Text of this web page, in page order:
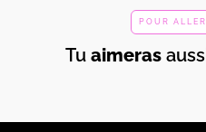
POUR
Tu aimeras
RéserverEn
+